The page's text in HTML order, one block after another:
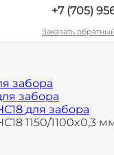
+7 (705)
Заказать
забора
забора
для забора
1150/1100x0,3